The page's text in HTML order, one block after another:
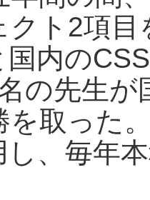
クト2項
内の
の先生
を取った
し、毎年